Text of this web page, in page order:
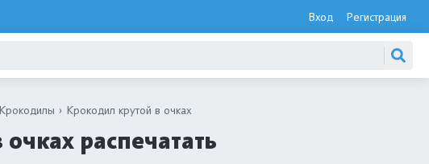
Вход Регистрация
Крокодилы Крокодил крутой в очках
распечатать